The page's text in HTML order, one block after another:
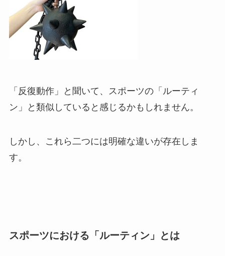
「反復動作」と聞いて、スポーツの「ルーティ
ン」と類似していると感じるかもしれません。
しかし、これら二つには明確な違いが存在しま
す。
スポーツにおける「ルーティン」とは